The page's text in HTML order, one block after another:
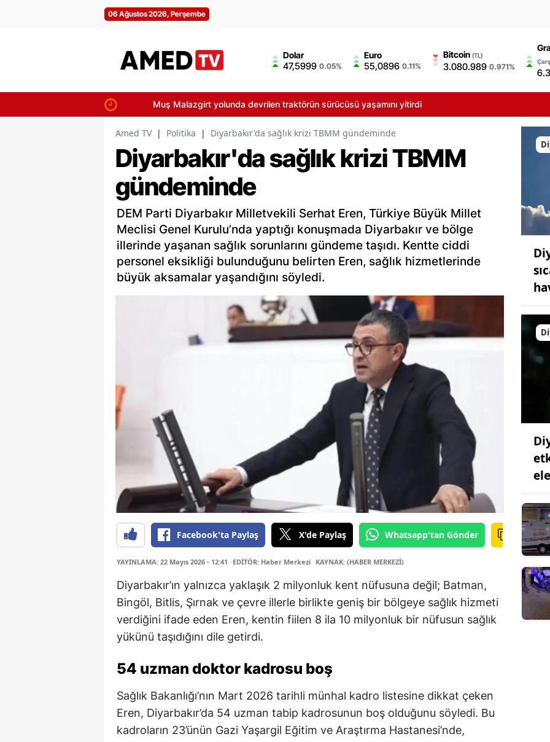
06 Ağustos 2026, Perşembe
Dolar
47,5999 0.05%
Euro
55,0896 0.11%
Bitcoin(TL)
3.080.989 0.971%
Muş Malazgirt yolunda devrilen traktörün sürücüsü yaşamını yitirdi
Amed TV | Politika | Diyarbakır'da sağlık krizi TBMM gündeminde
Diyarbakır'da sağlık krizi TBMM
gündeminde
DEM Parti Diyarbakır Milletvekili Serhat Eren, Türkiye Büyük Millet
Meclisi Genel Kurulu’nda yaptığı konuşmada Diyarbakır ve bölge
illerinde yaşanan sağlık sorunlarını gündeme taşıdı. Kentte ciddi
personel eksikliği bulunduğunu belirten Eren, sağlık hizmetlerinde
büyük aksamalar yaşandığını söyledi.
Facebook'ta Paylaş X'de Paylaş Whatsapp'tan Gönder
YAYINLAMA: 22 Mayıs 2026 - 12:41 EDİTÖR: Haber Merkezi KAYNAK: (HABER MERKEZİ)
Diyarbakır’ın yalnızca yaklaşık 2 milyonluk kent nüfusuna değil; Batman,
Bingöl, Bitlis, Şırnak ve çevre illerle birlikte geniş bir bölgeye sağlık hizmeti
verdiğini ifade eden Eren, kentin fiilen 8 ila 10 milyonluk bir nüfusun sağlık
yükünü taşıdığını dile getirdi.
54 uzman doktor kadrosu boş
Sağlık Bakanlığı’nın Mart 2026 tarihli münhal kadro listesine dikkat çeken
Eren, Diyarbakır’da 54 uzman tabip kadrosunun boş olduğunu söyledi. Bu
kadroların 23’ünün Gazi Yaşargil Eğitim ve Araştırma Hastanesi’nde,